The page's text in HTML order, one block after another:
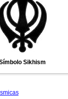
Sikhism